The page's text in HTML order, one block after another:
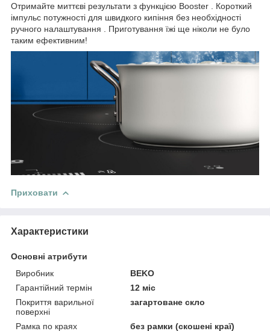
Отримайте миттєві результати з функцією Booster . Короткий
імпульс потужності для швидкого кипіння без необхідності
ручного налаштування . Приготування їжі ще ніколи не було
таким ефективним!
Приховати
Характеристики
Основні атрибути
Виробник
BEKO
Гарантійний термін
12 міс
Покриття варильної
поверхні
загартоване скло
Рамка по краях без рамки (скошені краї)